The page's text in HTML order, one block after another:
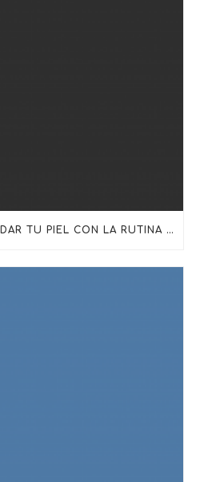
ROSÁCEA: CÓMO CUIDAR TU PIEL CON LA RUTINA ADECUADA DE SKINCEUTICALS